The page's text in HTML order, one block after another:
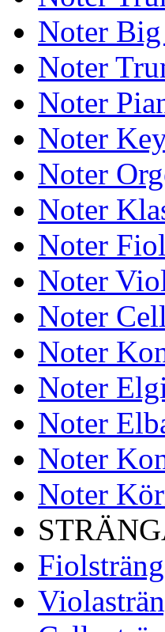
Noter Big
Noter
Noter
Noter
Noter
Noter
Noter
Noter
Noter
Noter
Noter
Noter
Noter
Noter